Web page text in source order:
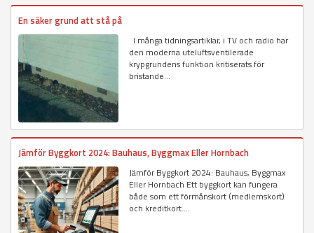
En säker grund att stå på
I många tidningsartiklar, i TV och radio har
den moderna uteluftsventilerade
krypgrundens funktion kritiserats för
bristande...
Jämför Byggkort 2024: Bauhaus, Byggmax Eller Hornbach
Jämför Byggkort 2024: Bauhaus, Byggmax
Eller Hornbach Ett byggkort kan fungera
både som ett förmånskort (medlemskort)
och kreditkort....